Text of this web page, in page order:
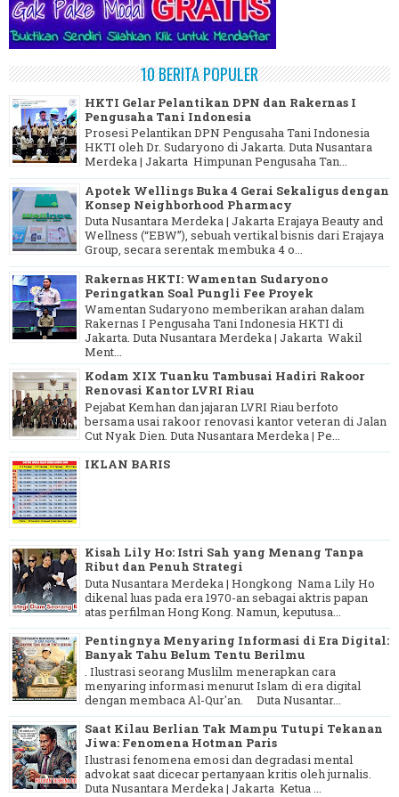
10 BERITA POPULER
HKTI Gelar Pelantikan DPN dan Rakernas I
Pengusaha Tani Indonesia
Prosesi Pelantikan DPN Pengusaha Tani Indonesia
HKTI oleh Dr. Sudaryono di Jakarta. Duta Nusantara
Merdeka | Jakarta Himpunan Pengusaha Tan...
Apotek Wellings Buka 4 Gerai Sekaligus dengan
Konsep Neighborhood Pharmacy
Duta Nusantara Merdeka | Jakarta Erajaya Beauty and
Wellness (“EBW”), sebuah vertikal bisnis dari Erajaya
Group, secara serentak membuka 4 o...
Rakernas HKTI: Wamentan Sudaryono
Peringatkan Soal Pungli Fee Proyek
Wamentan Sudaryono memberikan arahan dalam
Rakernas I Pengusaha Tani Indonesia HKTI di
Jakarta. Duta Nusantara Merdeka | Jakarta Wakil
Ment...
Kodam XIX Tuanku Tambusai Hadiri Rakoor
Renovasi Kantor LVRI Riau
Pejabat Kemhan dan jajaran LVRI Riau berfoto
bersama usai rakoor renovasi kantor veteran di Jalan
Cut Nyak Dien. Duta Nusantara Merdeka | Pe...
IKLAN BARIS
Kisah Lily Ho: Istri Sah yang Menang Tanpa
Ribut dan Penuh Strategi
Duta Nusantara Merdeka | Hongkong Nama Lily Ho
dikenal luas pada era 1970-an sebagai aktris papan
atas perfilman Hong Kong. Namun, keputusa...
Pentingnya Menyaring Informasi di Era Digital:
Banyak Tahu Belum Tentu Berilmu
. Ilustrasi seorang Muslilm menerapkan cara
menyaring informasi menurut Islam di era digital
dengan membaca Al-Qur'an. Duta Nusantar...
Saat Kilau Berlian Tak Mampu Tutupi Tekanan
Jiwa: Fenomena Hotman Paris
Ilustrasi fenomena emosi dan degradasi mental
advokat saat dicecar pertanyaan kritis oleh jurnalis.
Duta Nusantara Merdeka | Jakarta Ketua ...